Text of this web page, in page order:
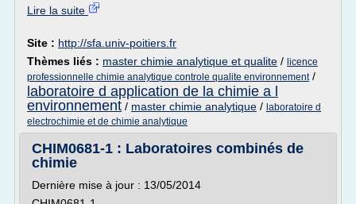
Lire la suite
Site : http://sfa.univ-poitiers.fr
Thèmes liés : master chimie analytique et qualite / licence
professionnelle chimie analytique controle qualite environnement/
laboratoire d application de la chimie a l
environnement / master chimie analytique / laboratoire d
electrochimie et de chimie analytique
CHIM0681-1 : Laboratoires combinés de
chimie
Dernière mise à jour : 13/05/2014